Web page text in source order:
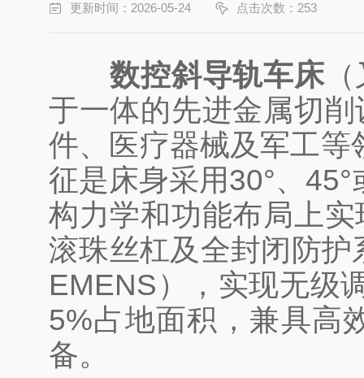
更新时间：2026-05-24 点击次数：253
数控斜导轨车床（
于一体的先进金属切
件、医疗器械及军工
征是床身采用30°、
构力学和功能布局上
滚珠丝杠及全封闭防
EMENS），实现无级
5%占地面积，兼具高
备。